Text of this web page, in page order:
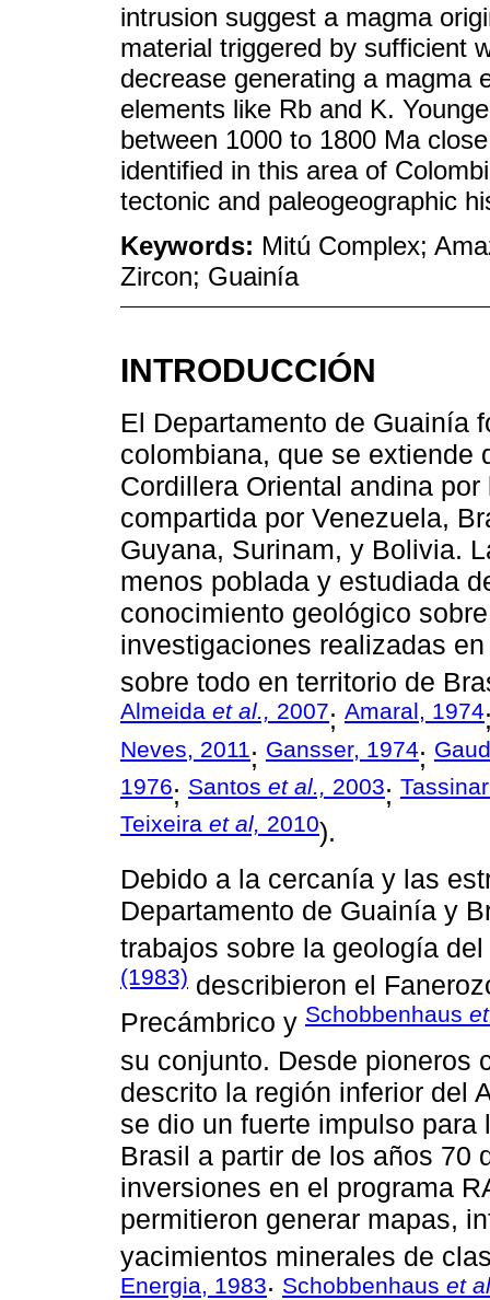
intrusion suggest a magma
material triggered by sufficient
decrease generating a magma
elements like Rb and K.
between 1000 to 1800 Ma
identified in this area of
tectonic and paleogeographic
Keywords: Mitú Complex;
Zircon; Guainía
INTRODUCCIÓN
El Departamento de Guainía
colombiana, que se extiende
Cordillera Oriental andina
compartida por Venezuela,
Guyana, Surinam, y Bolivia.
menos poblada y estudiada
conocimiento geológico
investigaciones realizadas
sobre todo en territorio de
Almeida et al., 2007; Amaral, 1974
Neves, 2011 ; Gansser, 1974;
1976; Santos et al., 2003;
Teixeira et al, 2010).
Debido a la cercanía y las
Departamento de Guainía y
trabajos sobre la geología
(1983) describieron el
Precámbrico y Schobbenhaus
su conjunto. Desde pioneros
descrito la región inferior del
se dio un fuerte impulso
Brasil a partir de los años 70
inversiones en el programa
permitieron generar mapas,
yacimientos minerales de
Energia, 1983 Schobbenhaus et